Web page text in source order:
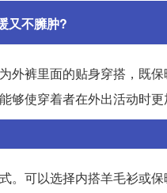
又不臃肿?
外裤里面的贴身穿搭，既
使穿着者在外出活动时更
。可以选择内搭羊毛衫或